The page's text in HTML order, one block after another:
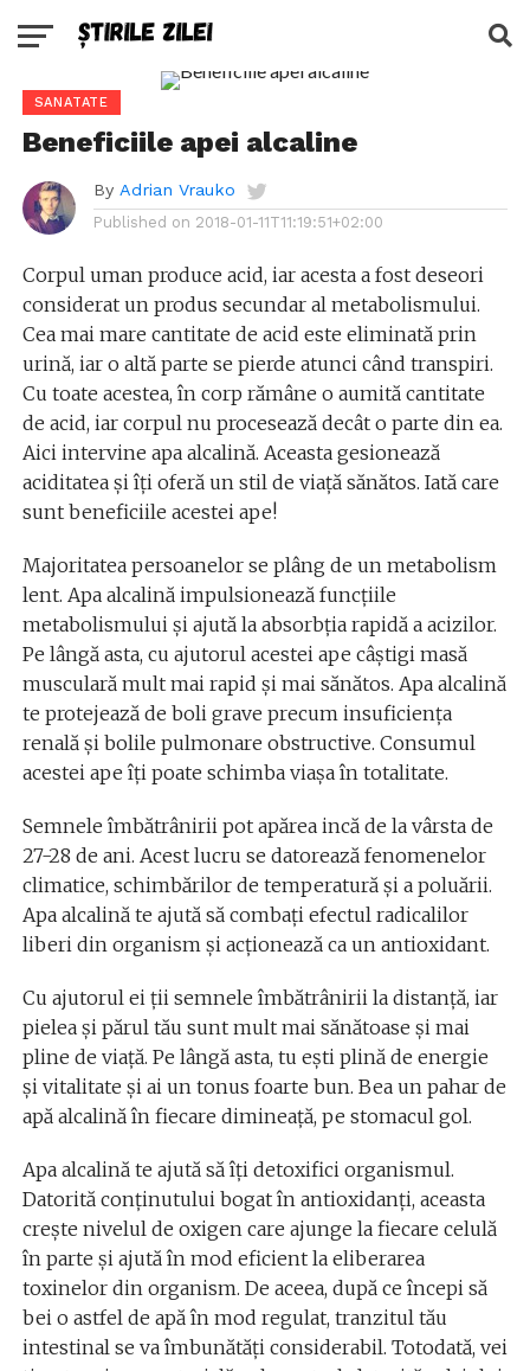
SANATATE
Beneficiile apei alcaline
By Adrian Vrauko
Published on 2018-01-11T11:19:51+02:00
Corpul uman produce acid, iar acesta a fost deseori
considerat un produs secundar al metabolismului.
Cea mai mare cantitate de acid este eliminată prin
urină, iar o altă parte se pierde atunci când transpiri.
Cu toate acestea, în corp rămâne o aumită cantitate
de acid, iar corpul nu procesează decât o parte din ea.
Aici intervine apa alcalină. Aceasta gesionează
aciditatea și îți oferă un stil de viață sănătos. Iată care
sunt beneficiile acestei ape!
Majoritatea persoanelor se plâng de un metabolism
lent. Apa alcalină impulsionează funcțiile
metabolismului și ajută la absorbția rapidă a acizilor.
Pe lângă asta, cu ajutorul acestei ape câștigi masă
musculară mult mai rapid și mai sănătos. Apa alcalină
te protejează de boli grave precum insuficiența
renală și bolile pulmonare obstructive. Consumul
acestei ape îți poate schimba viașa în totalitate.
Semnele îmbătrânirii pot apărea incă de la vârsta de
27-28 de ani. Acest lucru se datorează fenomenelor
climatice, schimbărilor de temperatură și a poluării.
Apa alcalină te ajută să combați efectul radicalilor
liberi din organism și acționează ca un antioxidant.
Cu ajutorul ei ții semnele îmbătrânirii la distanță, iar
pielea și părul tău sunt mult mai sănătoase și mai
pline de viață. Pe lângă asta, tu ești plină de energie
și vitalitate și ai un tonus foarte bun. Bea un pahar de
apă alcalină în fiecare dimineață, pe stomacul gol.
Apa alcalină te ajută să îți detoxifici organismul.
Datorită conținutului bogat în antioxidanți, aceasta
crește nivelul de oxigen care ajunge la fiecare celulă
în parte și ajută în mod eficient la eliberarea
toxinelor din organism. De aceea, după ce începi să
bei o astfel de apă în mod regulat, tranzitul tău
intestinal se va îmbunătăți considerabil. Totodată, vei